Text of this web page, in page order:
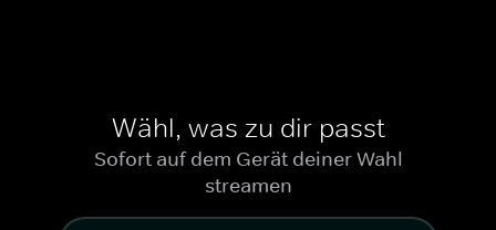
Wähl, was zu dir passt
Sofort auf dem Gerät deiner Wahl
streamen